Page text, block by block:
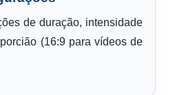
de duração, intensidade
(16:9 para vídeos de